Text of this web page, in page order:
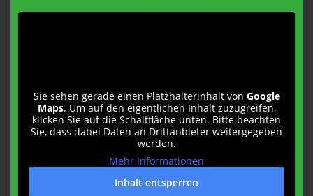
Sie sehen gerade einen Platzhalterinhalt von Google
Maps. Um auf den eigentlichen Inhalt zuzugreifen,
klicken Sie auf die Schaltfläche unten. Bitte beachten
Sie, dass dabei Daten an Drittanbieter weitergegeben
werden.
Mehr Informationen
Inhalt entsperren